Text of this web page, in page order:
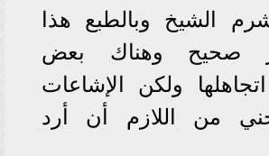
الشيخ وبالطبع هذا
صحيح وهناك بعض
ولكن الإشاعات
من اللازم أن أرد